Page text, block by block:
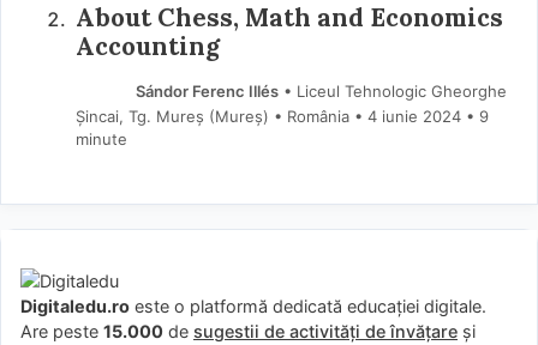
About Chess, Math and Economics
Accounting
Sándor Ferenc Illés• Liceul Tehnologic Gheorghe
Șincai, Tg. Mureș (Mureş) • România
4 iunie 2024 • 9
minute
Digitaledu.ro este o platformă dedicată educației digitale.
Are peste 15.000 de sugestii de activități de învățare și